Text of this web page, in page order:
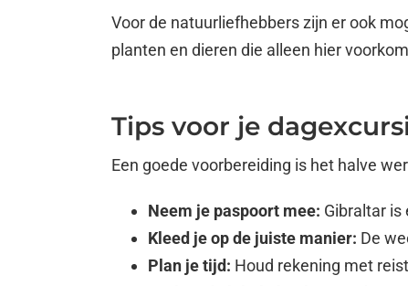
Voor de natuurliefhebbers zijn er ook
planten en dieren die alleen hier
Tips voor je
Een goede voorbereiding is het halve
Neem je paspoort mee: Gibraltar is
Kleed je op de juiste manier: De
Plan je tijd: Houd rekening met